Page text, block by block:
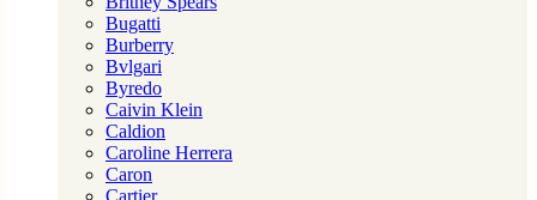
Bugatti
Burberry
Bvlgari
Byredo
Caivin Klein
Caldion
Caroline Herrera
Caron
Cartier